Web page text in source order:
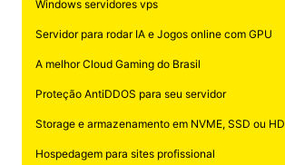
Windows servidores vps
Servidor para rodar IA e Jogos online com GPU
A melhor Cloud Gaming do Brasil
Proteção AntiDDOS para seu servidor
Storage e armazenamento em NVME, SSD ou HD
Hospedagem para sites profissional